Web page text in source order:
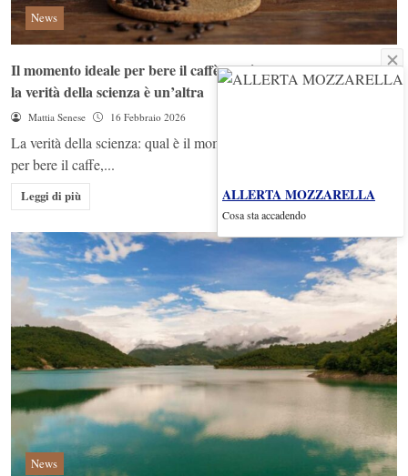
News
Il momento ideale per bere il caffè non è quello che immagini:
la verità della scienza è un’altra
Mattia Senese 16 Febbraio 2026
La verità della scienza: qual è il momento migliore della giornata
per bere il caffe,...
Leggi di più
News
ALLERTA MOZZARELLA
Cosa sta accadendo